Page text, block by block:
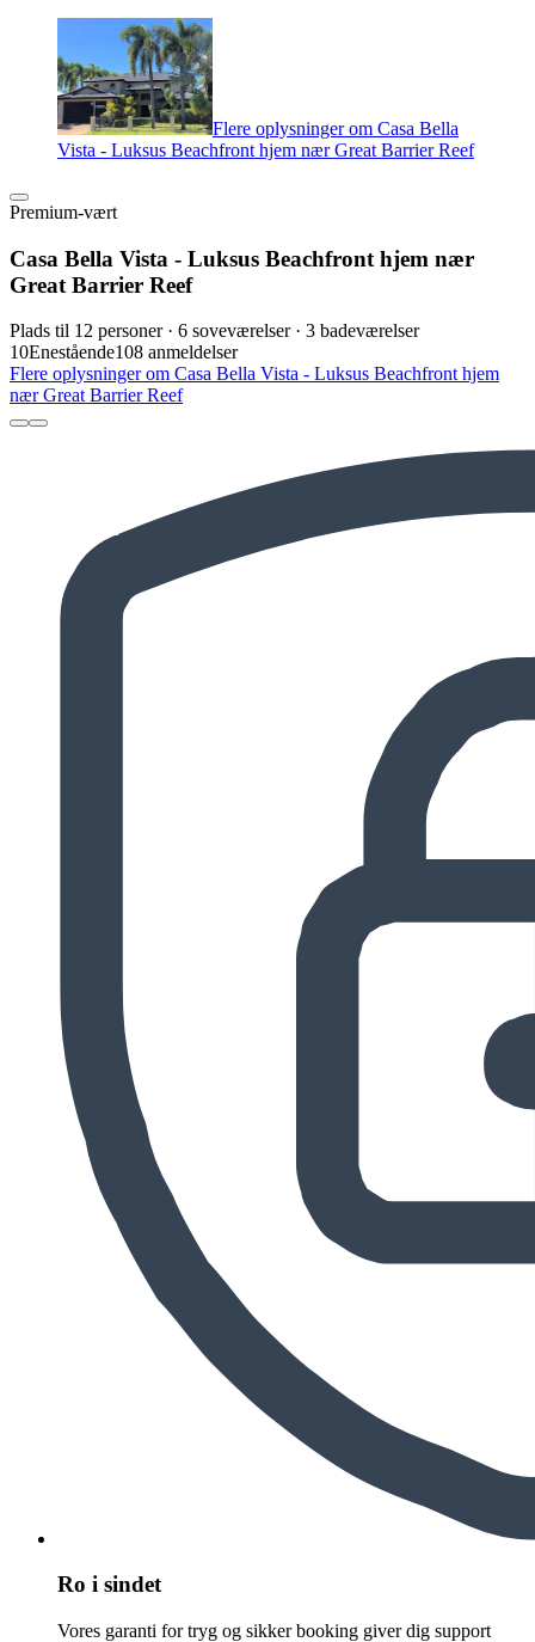
Flere oplysninger om Casa Bella
Vista - Luksus Beachfront hjem nær Great Barrier Reef
Premium-vært
Casa Bella Vista - Luksus Beachfront hjem nær
Great Barrier Reef
Plads til 12 personer · 6 soveværelser · 3 badeværelser
10Enestående108 anmeldelser
Flere oplysninger om Casa Bella Vista - Luksus Beachfront hjem
nær Great Barrier Reef
Ro i sindet
Vores garanti for tryg og sikker booking giver dig support